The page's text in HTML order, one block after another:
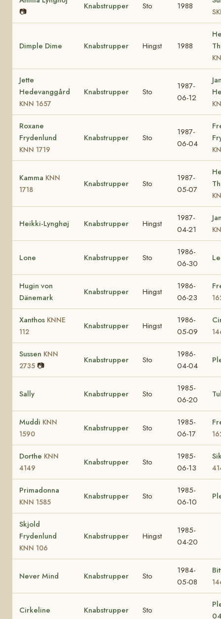
📷
Knabstrupper Sto 1988
Dimple Dime Knabstrupper Hingst 1988
Jette
Hedevanggård
KNN 1657
Knabstrupper Sto
1987-
06-12
Roxane
Frydenlund
KNN 1719
Knabstrupper Sto
1987-
06-04
Kamma KNN
1718
Knabstrupper Sto
1987-
05-07
Heikki-Lynghøj Knabstrupper Hingst
1987-
04-21
Lone Knabstrupper Sto
1986-
06-30
Hugin von
Dänemark
Knabstrupper Hingst
1986-
06-23
Xanthos KNNE
112
Knabstrupper Hingst
1986-
05-09
Sussen KNN
2735 📷
Knabstrupper Sto
1986-
04-04
Sally Knabstrupper Sto
1985-
06-20
Muddi KNN
1590
Knabstrupper Sto
1985-
06-17
Dorthe KNN
4149
Knabstrupper Sto
1985-
06-13
Primadonna
KNN 1585
Knabstrupper Sto
1985-
06-10
Skjold
Frydenlund
KNN 106
Knabstrupper Hingst
1985-
04-20
Never Mind Knabstrupper Sto
1984-
05-08
Cirkeline Knabstrupper Sto